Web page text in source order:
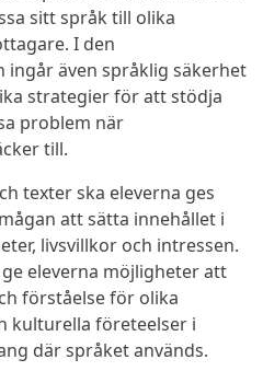
sitt språk till olika
I den
även språklig säkerhet
strategier för att stödja
problem när
till.
texter ska eleverna ges
att sätta innehållet i
livsvillkor och intressen.
eleverna möjligheter att
förståelse för olika
kulturella företeelser i
där språket används.